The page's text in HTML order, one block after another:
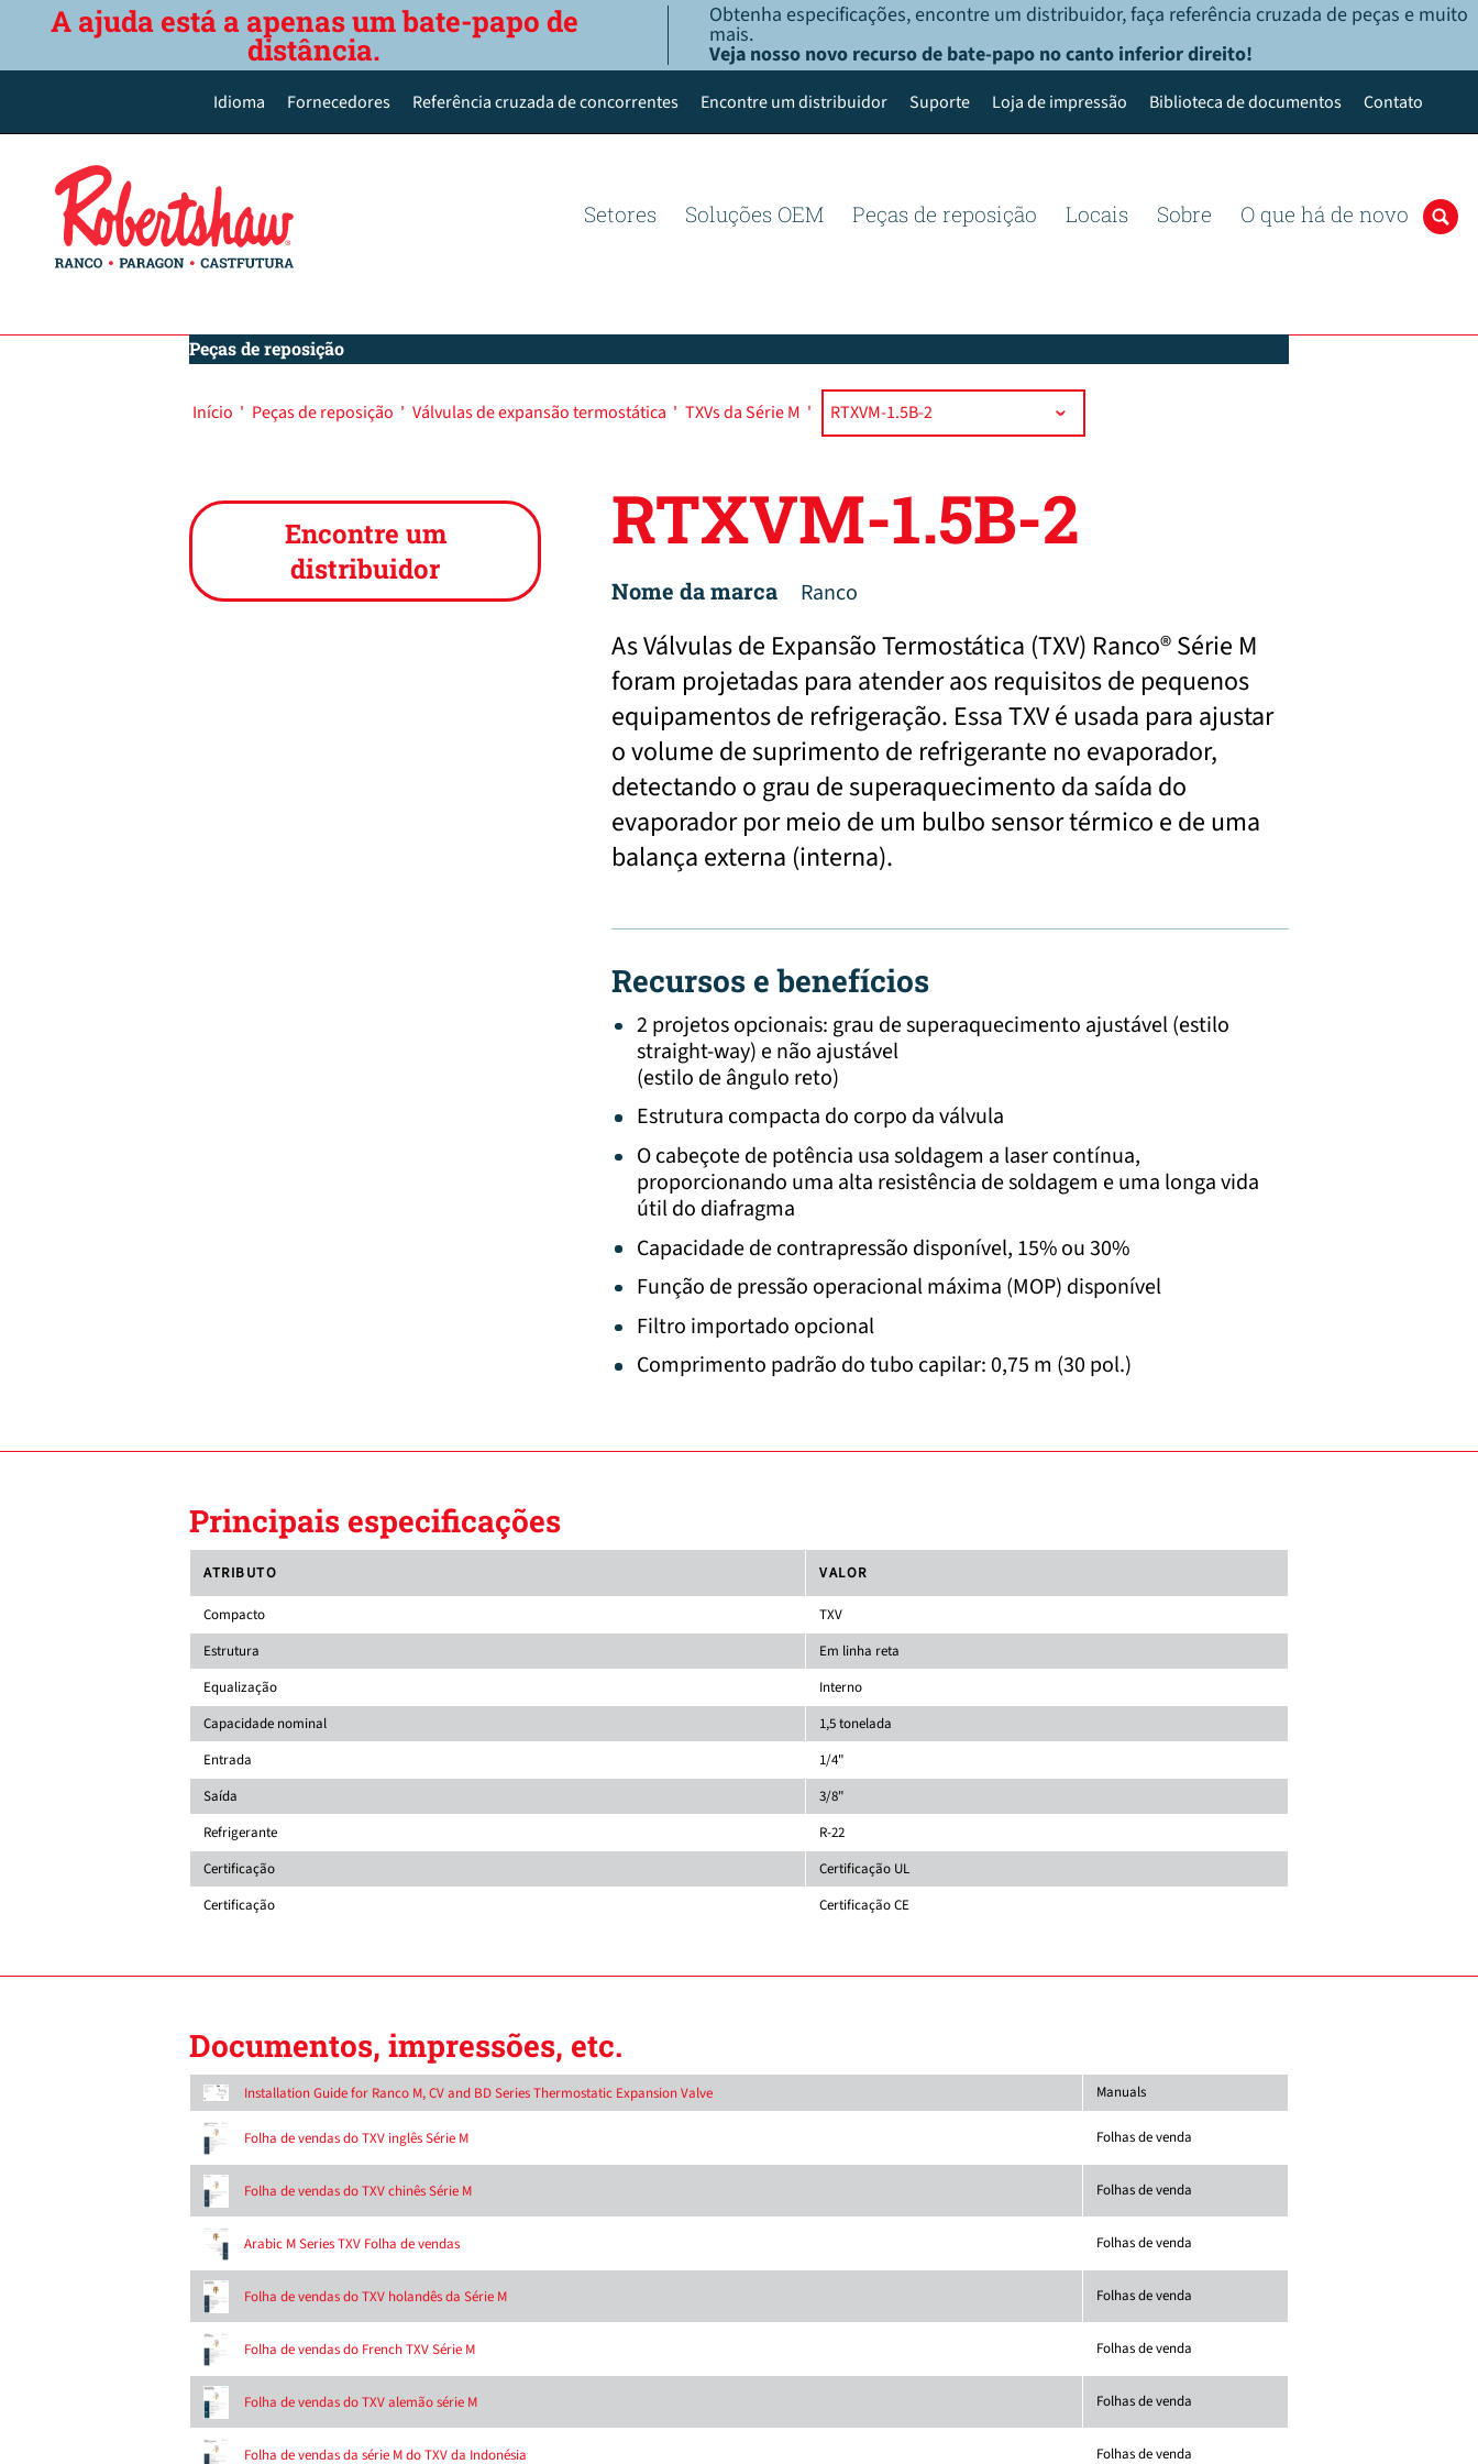
A ajuda está a apenas um bate-papo de
distância.
Obtenha especificações, encontre um distribuidor, faça referência cruzada de peças e muito
mais.
Veja nosso novo recurso de bate-papo no canto inferior direito!
Idioma
Español de México
Português do Brasil
Fornecedores Referência cruzada de concorrentes Encontre um distribuidor Suporte Loja de impressão Biblioteca de documentos Contato
Setores Soluções OEM Peças de reposição Locais Sobre O que há de novo
Peças de reposição
Início ' Peças de reposição ' Válvulas de expansão termostática ' TXVs da Série M '
Encontre um
distribuidor
RTXVM-1.5B-2
Nome da marca Ranco
As Válvulas de Expansão Termostática (TXV) Ranco® Série M
foram projetadas para atender aos requisitos de pequenos
equipamentos de refrigeração. Essa TXV é usada para ajustar
o volume de suprimento de refrigerante no evaporador,
detectando o grau de superaquecimento da saída do
evaporador por meio de um bulbo sensor térmico e de uma
balança externa (interna).
Recursos e benefícios
2 projetos opcionais: grau de superaquecimento ajustável (estilo
straight-way) e não ajustável
(estilo de ângulo reto)
Estrutura compacta do corpo da válvula
O cabeçote de potência usa soldagem a laser contínua,
proporcionando uma alta resistência de soldagem e uma longa vida
útil do diafragma
Capacidade de contrapressão disponível, 15% ou 30%
Função de pressão operacional máxima (MOP) disponível
Filtro importado opcional
Comprimento padrão do tubo capilar: 0,75 m (30 pol.)
Principais especificações
ATRIBUTO VALOR
Compacto
TXV
Estrutura
Em linha reta
Equalização
Interno
Capacidade nominal
1,5 tonelada
Entrada
1/4"
Saída
3/8"
Refrigerante
R-22
Certificação
Certificação UL
Certificação
Certificação CE
Documentos, impressões, etc.
Installation Guide for Ranco M, CV and BD Series Thermostatic Expansion Valve Manuals
Folha de vendas do TXV inglês Série M Folhas de venda
Folha de vendas do TXV chinês Série M Folhas de venda
Arabic M Series TXV Folha de vendas Folhas de venda
Folha de vendas do TXV holandês da Série M Folhas de venda
Folha de vendas do French TXV Série M Folhas de venda
Folha de vendas do TXV alemão série M Folhas de venda
Folha de vendas da série M do TXV da Indonésia Folhas de venda